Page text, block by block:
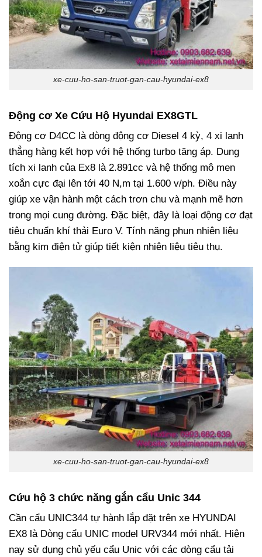
xe-cuu-ho-san-truot-gan-cau-hyundai-ex8
Động cơ Xe Cứu Hộ Hyundai EX8GTL
Động cơ D4CC là dòng động cơ Diesel 4 kỳ, 4 xi lanh
thẳng hàng kết hợp với hệ thống turbo tăng áp. Dung
tích xi lanh của Ex8 là 2.891cc và hệ thống mô men
xoắn cực đại lên tới 40 N,m tại 1.600 v/ph. Điều này
giúp xe vận hành một cách trơn chu và mạnh mẽ hơn
trong mọi cung đường. Đặc biệt, đây là loại động cơ đạt
tiêu chuẩn khí thải Euro V. Tính năng phun nhiên liệu
bằng kim điện tử giúp tiết kiện nhiên liệu tiêu thụ.
xe-cuu-ho-san-truot-gan-cau-hyundai-ex8
Cứu hộ 3 chức năng gắn cẩu Unic 344
Cần cẩu UNIC344 tự hành lắp đặt trên xe HYUNDAI
EX8 là Dòng cẩu UNIC model URV344 mới nhất. Hiện
nay sử dụng chủ yếu cẩu Unic với các dòng cẩu tải